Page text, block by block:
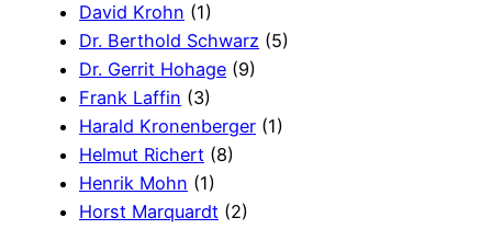
David Krohn (1)
Dr. Berthold Schwarz (5)
Dr. Gerrit Hohage (9)
Frank Laffin (3)
Harald Kronenberger (1)
Helmut Richert (8)
Henrik Mohn (1)
Horst Marquardt (2)